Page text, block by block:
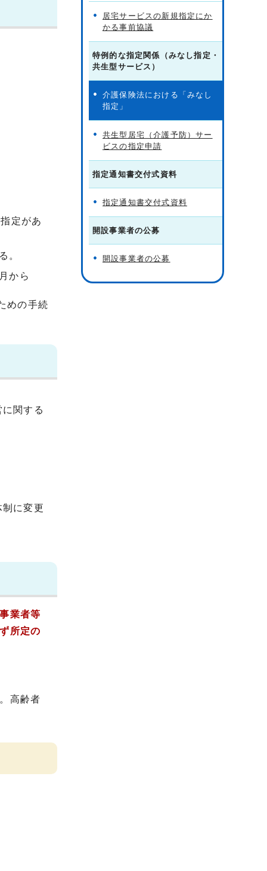
定があ
。
から
めの手続
関する
に変更
業者等
所定の
高齢者
居宅サービスの新規指定にか
かる事前協議
特例的な指定関係（みなし指定・
共生型サービス）
介護保険法における「みなし
指定」
共生型居宅（介護予防）サー
ビスの指定申請
指定通知書交付式資料
指定通知書交付式資料
開設事業者の公募
開設事業者の公募